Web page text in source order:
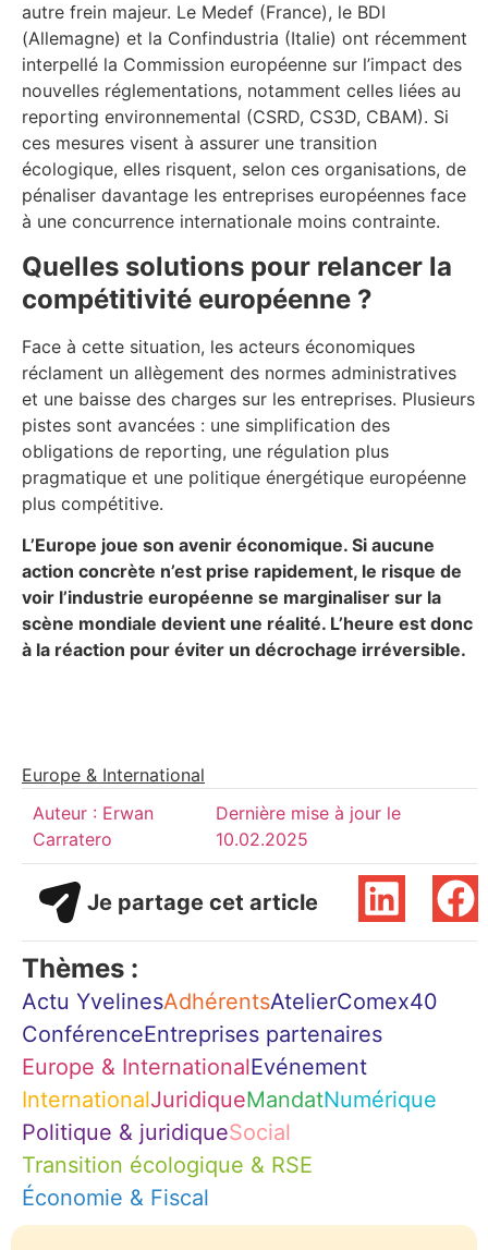
autre frein majeur. Le Medef (France), le BDI
(Allemagne) et la Confindustria (Italie) ont récemment
interpellé la Commission européenne sur l’impact des
nouvelles réglementations, notamment celles liées au
reporting environnemental (CSRD, CS3D, CBAM). Si
ces mesures visent à assurer une transition
écologique, elles risquent, selon ces organisations, de
pénaliser davantage les entreprises européennes face
à une concurrence internationale moins contrainte.
Quelles solutions pour relancer la
compétitivité européenne ?
Face à cette situation, les acteurs économiques
réclament un allègement des normes administratives
et une baisse des charges sur les entreprises. Plusieurs
pistes sont avancées : une simplification des
obligations de reporting, une régulation plus
pragmatique et une politique énergétique européenne
plus compétitive.
L’Europe joue son avenir économique. Si aucune
action concrète n’est prise rapidement, le risque de
voir l’industrie européenne se marginaliser sur la
scène mondiale devient une réalité. L’heure est donc
à la réaction pour éviter un décrochage irréversible.
Europe & International
Auteur : Erwan
Carratero
Dernière mise à jour le
10.02.2025
Je partage cet article
Thèmes :
Actu YvelinesAdhérentsAtelierComex40
ConférenceEntreprises partenaires
Europe & InternationalEvénement
InternationalJuridiqueMandatNumérique
Politique & juridiqueSocial
Transition écologique & RSE
Économie & Fiscal